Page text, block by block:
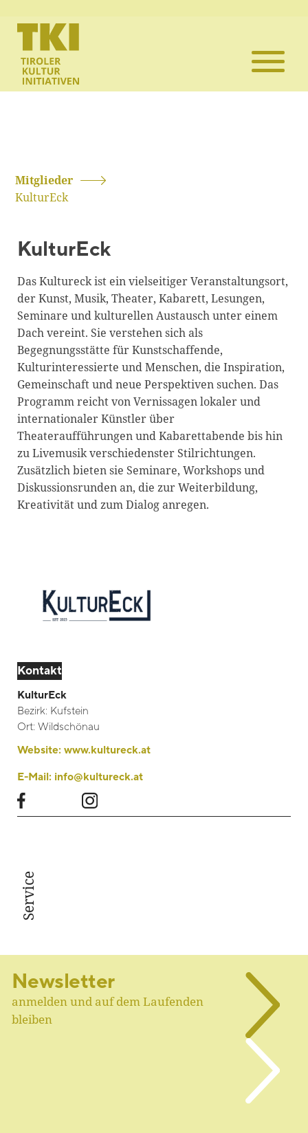
Mitglieder
KulturEck
KulturEck
Das Kultureck ist ein vielseitiger Veranstaltungsort,
der Kunst, Musik, Theater, Kabarett, Lesungen,
Seminare und kulturellen Austausch unter einem
Dach vereint. Sie verstehen sich als
Begegnungsstätte für Kunstschaffende,
Kulturinteressierte und Menschen, die Inspiration,
Gemeinschaft und neue Perspektiven suchen. Das
Programm reicht von Vernissagen lokaler und
internationaler Künstler über
Theateraufführungen und Kabarettabende bis hin
zu Livemusik verschiedenster Stilrichtungen.
Zusätzlich bieten sie Seminare, Workshops und
Diskussionsrunden an, die zur Weiterbildung,
Kreativität und zum Dialog anregen.
Kontakt
KulturEck
Bezirk: Kufstein
Ort: Wildschönau
Website: www.kultureck.at
E-Mail: info@kultureck.at
Service
Newsletter
anmelden und auf dem Laufenden
bleiben
Die TKI
Mitglieder
Kontakt
Blackboard
Bibliothek
Presse
Newsletter
Glossar
Downloads
Suche